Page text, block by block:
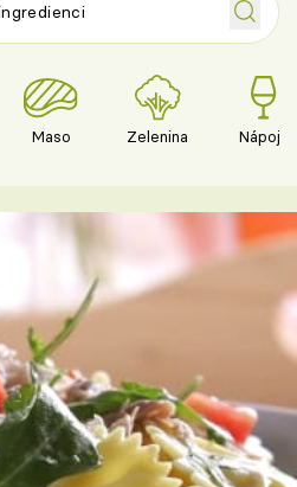
Maso Zelenina Nápoje